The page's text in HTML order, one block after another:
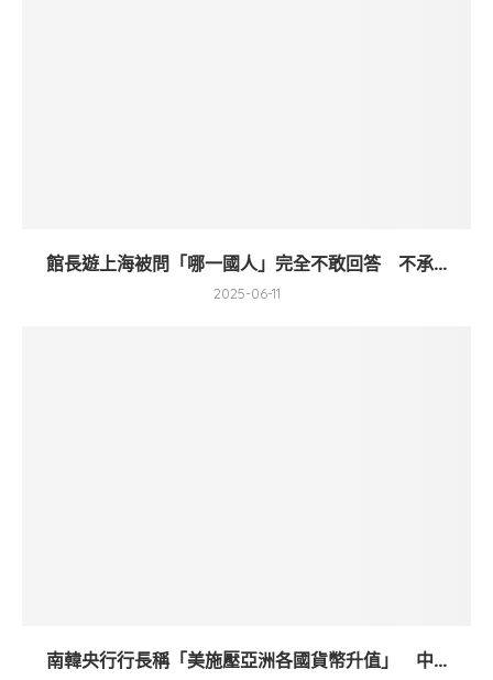
館長遊上海被問「哪一國人」完全不敢回答 不承...
2025-06-11
南韓央行行長稱「美施壓亞洲各國貨幣升值」 中...